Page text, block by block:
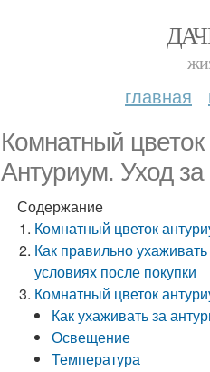
главная
Комнатный
Антуриум. Уход
Содержание
Комнатный цветок
Как правильно
условиях после покупки
Комнатный цветок
Как ухаживать за
Освещение
Температура